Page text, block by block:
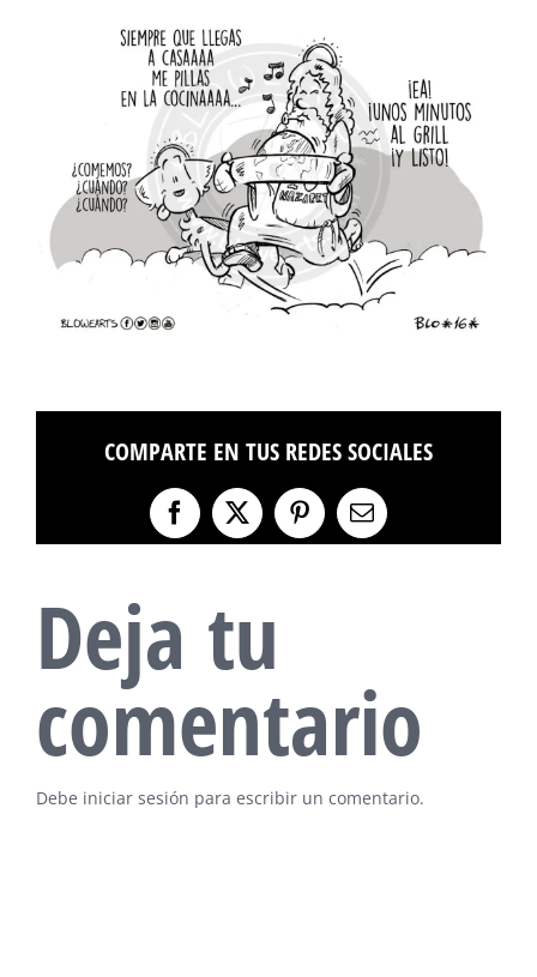
COMPARTE EN TUS REDES SOCIALES
Facebook
X PinterestCorreo
electrónico
Deja tu
comentario
Debe iniciar sesión para escribir un comentario.